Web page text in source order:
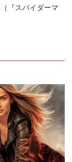
『スパイダーマ